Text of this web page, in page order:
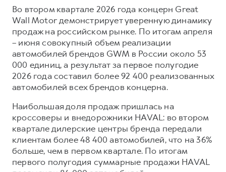
от 2 899 000 ₽ от 3 599 000 ₽
от 3 449 000 ₽
Кредит
КОРПОРАТИВНЫМ КЛИЕНТАМ
Для малого бизнеса
Корпоративным клиентам
Крупным корпоративным клиентам
Система управления автопарком
Сервис для корпоративных клиентов
HAVAL Лизинг
АКСЕССУАРЫ HAVAL
ПОДДЕРЖКА
GWM Безопасность
Гарантия HAVAL
Мобильное приложение GWM
Программа «HAVAL Защита+»
Руководства по эксплуатации
Подписки
АКСЕССУАРЫ HAVAL
Автомобильные аксессуары
Во втором квартале 2026 года концерн Great
Wall Motor демонстрирует уверенную динамику
продаж на российском рынке. По итогам апреля
– июня совокупный объем реализации
автомобилей брендов GWM в России около 53
000 единиц, а результат за первое полугодие
2026 года составил более 92 400 реализованных
автомобилей всех брендов концерна.
Наибольшая доля продаж пришлась на
кроссоверы и внедорожники HAVAL: во втором
квартале дилерские центры бренда передали
клиентам более 48 400 автомобилей, что на 36%
больше, чем в первом квартале. По итогам
первого полугодия суммарные продажи HAVAL